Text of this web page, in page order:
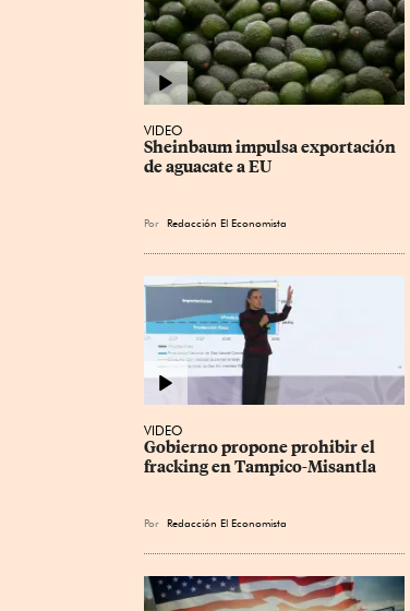
VIDEO
Sheinbaum impulsa exportación
de aguacate a EU
Por Redacción El Economista
VIDEO
Gobierno propone prohibir el
fracking en Tampico-Misantla
Por Redacción El Economista